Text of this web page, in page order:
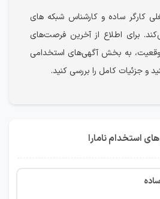
کارگر ساده و کارشناس شبکه های
برای اطلاع از آخرین فرصت‌های
به بخش آگهی‌های استخدامی
و جزئیات کامل را بررسی کنید.
استخدام نامارا